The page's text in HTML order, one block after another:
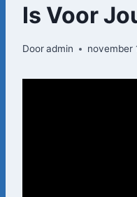
Is Voor
Dooradmin november